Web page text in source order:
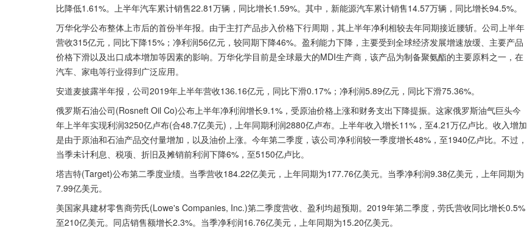
比降低1.61%。上半年汽车累计销售22.81万辆，同比增长1.59%。其中，新能源汽车累计销售14.57万辆，同比增长94.5%。
万华化学公布整体上市后的首份半年报。由于主打产品步入价格下行周期，其上半年净利相较去年同期接近腰斩。公司上半年
营收315亿元，同比下降15%；净利润56亿元，较同期下降46%。盈利能力下降，主要受到全球经济发展增速放缓、主要产品
价格下滑以及出口成本增加等因素的影响。万华化学目前是全球最大的MDI生产商，该产品为制备聚氨酯的主要原料之一，在
汽车、家电等行业得到广泛应用。
安道麦披露半年报，公司2019年上半年营收136.16亿元，同比下滑0.17%；净利润5.89亿元，同比下滑75.36%。
俄罗斯石油公司(Rosneft Oil Co)公布上半年净利润增长9.1%，受原油价格上涨和财务支出下降提振。这家俄罗斯油气巨头今
年上半年实现利润3250亿卢布(合48.7亿美元)，上年同期利润2880亿卢布。上半年收入增长11%，至4.21万亿卢比。收入增加
是由于原油和石油产品交付量增加，以及油价上涨。今年第二季度，该公司净利润较一季度增长48%，至1940亿卢比。不过，
当季未计利息、税项、折旧及摊销前利润下降6%，至5150亿卢比。
塔吉特(Target)公布第二季度业绩。当季营收184.22亿美元，上年同期为177.76亿美元。当季净利润9.38亿美元，上年同期为
7.99亿美元。
美国家具建材零售商劳氏(Lowe's Companies, Inc.)第二季度营收、盈利均超预期。2019年第二季度，劳氏营收同比增长0.5%
至210亿美元。同店销售额增长2.3%。当季净利润16.76亿美元，上年同期为15.20亿美元。